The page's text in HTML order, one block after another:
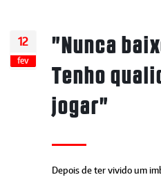
12
fev
"Nunca
Tenho
jogar"
Depois de ter vivido um